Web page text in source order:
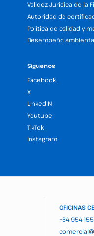
Validez Jurídica de la
Autoridad de
Política de calidad y
Desempeño
Síguenos
Facebook
X
LinkedIN
Youtube
TikTok
Instagram
OFICINAS
+34 954